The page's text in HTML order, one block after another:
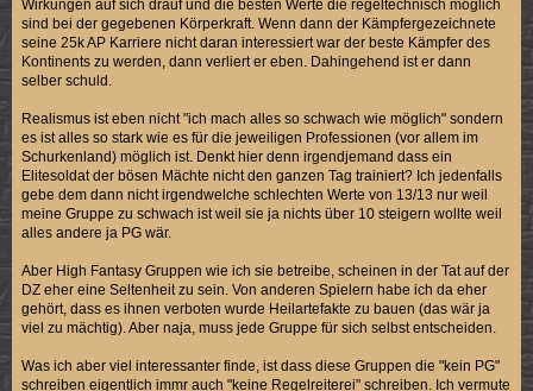
Wirkungen auf sich drauf und die besten Werte die regeltechnisch möglich
sind bei der gegebenen Körperkraft. Wenn dann der Kämpfergezeichnete
seine 25k AP Karriere nicht daran interessiert war der beste Kämpfer des
Kontinents zu werden, dann verliert er eben. Dahingehend ist er dann
selber schuld.
Realismus ist eben nicht "ich mach alles so schwach wie möglich" sondern
es ist alles so stark wie es für die jeweiligen Professionen (vor allem im
Schurkenland) möglich ist. Denkt hier denn irgendjemand dass ein
Elitesoldat der bösen Mächte nicht den ganzen Tag trainiert? Ich jedenfalls
gebe dem dann nicht irgendwelche schlechten Werte von 13/13 nur weil
meine Gruppe zu schwach ist weil sie ja nichts über 10 steigern wollte weil
alles andere ja PG wär.
Aber High Fantasy Gruppen wie ich sie betreibe, scheinen in der Tat auf der
DZ eher eine Seltenheit zu sein. Von anderen Spielern habe ich da eher
gehört, dass es ihnen verboten wurde Heilartefakte zu bauen (das wär ja
viel zu mächtig). Aber naja, muss jede Gruppe für sich selbst entscheiden.
Was ich aber viel interessanter finde, ist dass diese Gruppen die "kein PG"
schreiben eigentlich immr auch "keine Regelreiterei" schreiben. Ich vermute